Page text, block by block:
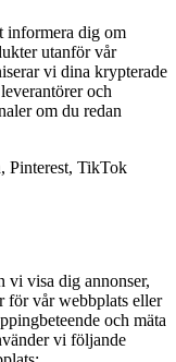
informera dig om
utanför vår
vi dina krypterade
och
om du redan
Pinterest, TikTok
vi visa dig annonser,
för vår webbplats eller
och mäta
vi följande